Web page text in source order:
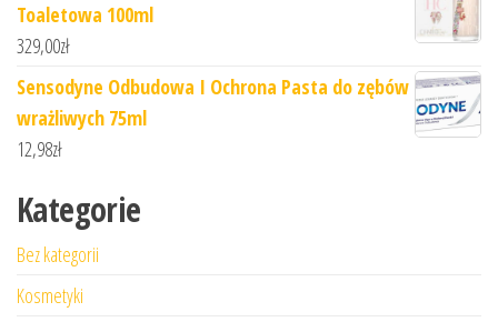
Toaletowa 100ml
329,00zł
Sensodyne Odbudowa I Ochrona Pasta do zębów
wrażliwych 75ml
12,98zł
Kategorie
Bez kategorii
Kosmetyki